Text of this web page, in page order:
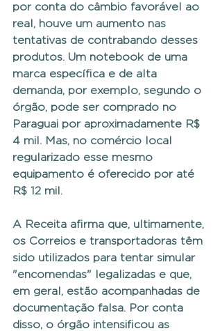
por conta do câmbio favorável ao
real, houve um aumento nas
tentativas de contrabando desses
produtos. Um notebook de uma
marca específica e de alta
demanda, por exemplo, segundo o
órgão, pode ser comprado no
Paraguai por aproximadamente R$
4 mil. Mas, no comércio local
regularizado esse mesmo
equipamento é oferecido por até
R$ 12 mil.
A Receita afirma que, ultimamente,
os Correios e transportadoras têm
sido utilizados para tentar simular
"encomendas" legalizadas e que,
em geral, estão acompanhadas de
documentação falsa. Por conta
disso, o órgão intensificou as